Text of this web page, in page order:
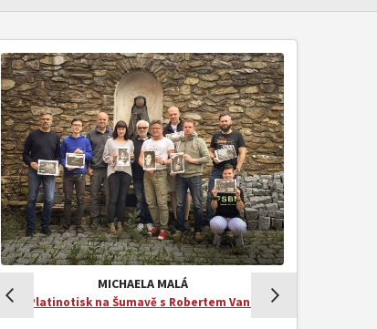
MICHAELA MALÁ
Platinotisk na Šumavě s Robertem Vano